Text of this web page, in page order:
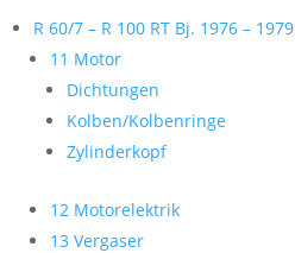
R 60/7 – R 100 RT Bj. 1976 – 1979
11 Motor
Dichtungen
Kolben/Kolbenringe
Zylinderkopf
12 Motorelektrik
13 Vergaser